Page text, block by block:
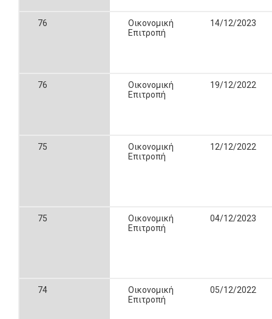
76
Οικονομική
Επιτροπή
14/12/2023
76
Οικονομική
Επιτροπή
19/12/2022
75
Οικονομική
Επιτροπή
12/12/2022
75
Οικονομική
Επιτροπή
04/12/2023
74
Οικονομική
Επιτροπή
05/12/2022